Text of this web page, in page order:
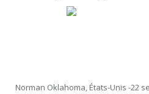
Norman Oklahoma, États-Unis -22